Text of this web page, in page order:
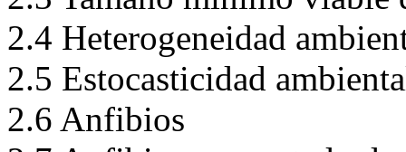
2.4 Heterogeneidad
2.5 Estocasticidad
2.6 Anfibios